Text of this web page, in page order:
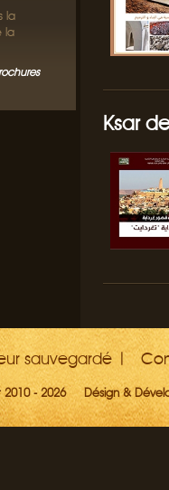
la
la
Ksar
sauvegardé
2010 - 2026 Désign &